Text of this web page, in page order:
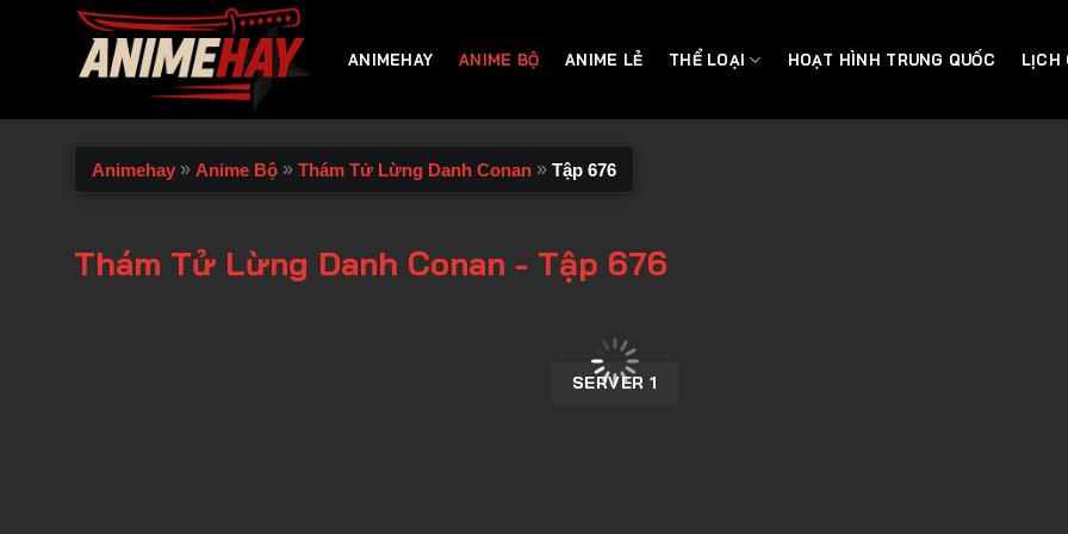
ANIMEHAY ANIME BỘ ANIME LẺ THỂ LOẠI HOẠT HÌNH TRUNG QUỐC LỊCH
Animehay » Anime Bộ » Thám Tử Lừng Danh Conan » Tập 676
Thám Tử Lừng Danh Conan - Tập 676
SERVER 1